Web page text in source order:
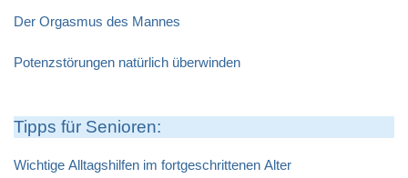
Der Orgasmus des Mannes
Potenzstörungen natürlich überwinden
Tipps für Senioren:
Wichtige Alltagshilfen im fortgeschrittenen Alter